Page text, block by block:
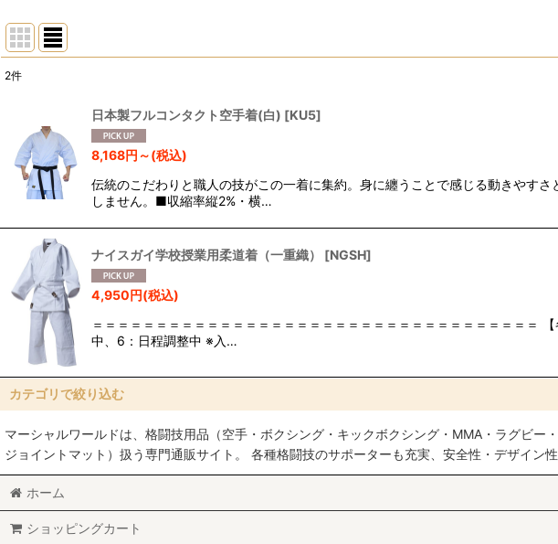
表示数 :
並び順
2件
日本製フルコンタクト空手着(白) [KU5]
8,168円 ～(税込)
伝統のこだわりと職人の技がこの一着に集約。身に纏うことで感じる動きやす
しません。■収縮率縦2%・横…
ナイスガイ学校授業用柔道着（一重織） [NGSH]
4,950円(税込)
＝＝＝＝＝＝＝＝＝＝＝＝＝＝＝＝＝＝＝＝＝＝＝＝＝＝＝＝＝＝＝＝＝＝＝
中、6：日程調整中 ※入…
カテゴリで絞り込む
帯・道着 (全商品)
空手着・帯
マーシャルワールドは、格闘技用品（空手・ボクシング・キックボクシング・MMA・ラグビ
ジョイントマット）扱う専門通販サイト。 各種格闘技のサポーターも充実、安全性・デザイン
ホーム
ショッピングカート